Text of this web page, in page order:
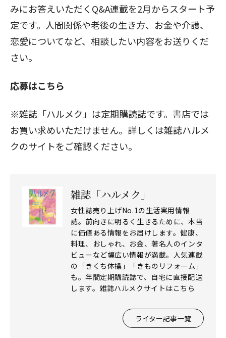
みにお答えいただくQ&A連載を2月からスタート予
定です。人間関係や老後の生き方、お金や介護、
恋愛についてなど、相談したい内容をお送りくだ
さい。
応募はこちら
※雑誌「ハルメク」は定期購読誌です。書店では
お買い求めいただけません。詳しくは雑誌ハルメ
クのサイトをご確認ください。
雑誌「ハルメク」
女性誌売り上げNo.1の生活実用情報
誌。前向きに明るく生きるために、本当
に価値ある情報をお届けします。健康、
料理、おしゃれ、お金、著名人のインタ
ビューなど幅広い情報が満載。人気連載
の「きくち体操」「きものリフォーム」
も。年間定期購読誌で、自宅に直接配送
します。雑誌ハルメクサイトはこちら
ライター記事一覧